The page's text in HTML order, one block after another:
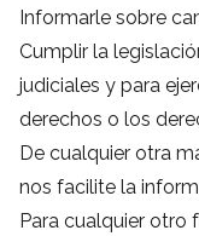
Informarle sobre
Cumplir la
judiciales y para
derechos o los
De cualquier otra
nos facilite la
Para cualquier otro